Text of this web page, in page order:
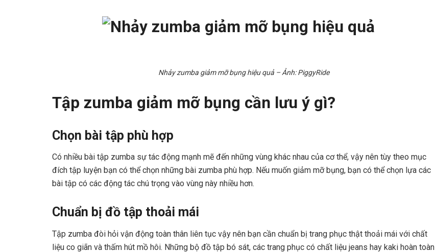
Nhảy zumba giảm mỡ bụng hiệu quả – Ảnh: PiggyRide
Tập zumba giảm mỡ bụng cần lưu ý gì?
Chọn bài tập phù hợp
Có nhiều bài tập zumba sự tác động mạnh mẽ đến những vùng khác nhau của cơ thể, vậy nên tùy theo mục
đích tập luyện bạn có thể chọn những bài zumba phù hợp. Nếu muốn giảm mỡ bụng, bạn có thể chọn lựa các
bài tập có các động tác chú trọng vào vùng này nhiều hơn.
Chuẩn bị đồ tập thoải mái
Tập zumba đòi hỏi vận động toàn thân liên tục vậy nên bạn cần chuẩn bị trang phục thật thoải mái với chất
liệu co giãn và thấm hút mồ hôi. Những bộ đồ tập bó sát, các trang phục có chất liệu jeans hay kaki hoàn toàn